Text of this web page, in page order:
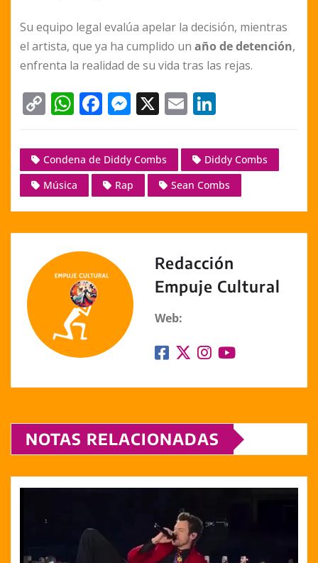
Su equipo legal evalúa apelar la decisión, mientras
el artista, que ya ha cumplido un año de detención,
enfrenta la realidad de su vida tras las rejas.
C
p
y
Li
n
k
W
at
s
A
p
p
F
c
e
b
o
o
k
M
ss
e
n
g
er
X E
ai
l
k
e
dI
n
Condena de Diddy Combs
Diddy Combs
Música
Rap Sean Combs
Redacción
Empuje Cultural
Web:
NOTAS RELACIONADAS